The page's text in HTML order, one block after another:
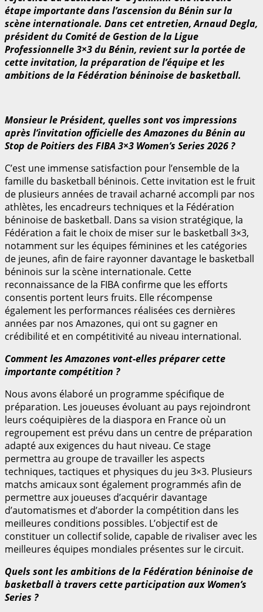
étape importante dans l’ascension du Bénin sur la
scène internationale. Dans cet entretien, Arnaud Degla,
président du Comité de Gestion de la Ligue
Professionnelle 3×3 du Bénin, revient sur la portée de
cette invitation, la préparation de l’équipe et les
ambitions de la Fédération béninoise de basketball.
Monsieur le Président, quelles sont vos impressions
après l’invitation officielle des Amazones du Bénin au
Stop de Poitiers des FIBA 3×3 Women’s Series 2026 ?
C’est une immense satisfaction pour l’ensemble de la
famille du basketball béninois. Cette invitation est le fruit
de plusieurs années de travail acharné accompli par nos
athlètes, les encadreurs techniques et la Fédération
béninoise de basketball. Dans sa vision stratégique, la
Fédération a fait le choix de miser sur le basketball 3×3,
notamment sur les équipes féminines et les catégories
de jeunes, afin de faire rayonner davantage le basketball
béninois sur la scène internationale. Cette
reconnaissance de la FIBA confirme que les efforts
consentis portent leurs fruits. Elle récompense
également les performances réalisées ces dernières
années par nos Amazones, qui ont su gagner en
crédibilité et en compétitivité au niveau international.
Comment les Amazones vont-elles préparer cette
importante compétition ?
Nous avons élaboré un programme spécifique de
préparation. Les joueuses évoluant au pays rejoindront
leurs coéquipières de la diaspora en France où un
regroupement est prévu dans un centre de préparation
adapté aux exigences du haut niveau. Ce stage
permettra au groupe de travailler les aspects
techniques, tactiques et physiques du jeu 3×3. Plusieurs
matchs amicaux sont également programmés afin de
permettre aux joueuses d’acquérir davantage
d’automatismes et d’aborder la compétition dans les
meilleures conditions possibles. L’objectif est de
constituer un collectif solide, capable de rivaliser avec les
meilleures équipes mondiales présentes sur le circuit.
Quels sont les ambitions de la Fédération béninoise de
basketball à travers cette participation aux Women’s
Series ?